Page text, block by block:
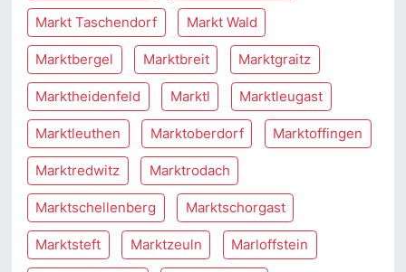
Markt Taschendorf Markt Wald
Marktbergel Marktbreit Marktgraitz
Marktheidenfeld Marktl Marktleugast
Marktleuthen Marktoberdorf Marktoffingen
Marktredwitz Marktrodach
Marktschellenberg Marktschorgast
Marktsteft Marktzeuln Marloffstein